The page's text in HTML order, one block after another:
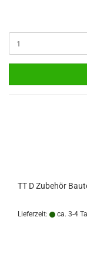
TT D Zubehör
Lieferzeit: ca. 3-4